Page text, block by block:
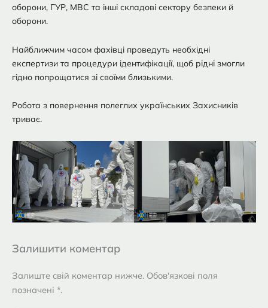
оборони, ГУР, МВС та інші складові сектору безпеки й
оборони.
Найближчим часом фахівці проведуть необхідні
експертизи та процедури ідентифікації, щоб рідні змогли
гідно попрощатися зі своїми близькими.
Робота з повернення полеглих українських Захисників
триває.
Залишити коментар
Залиште свій коментар нижче. Обов'язкові поля
позначені *.